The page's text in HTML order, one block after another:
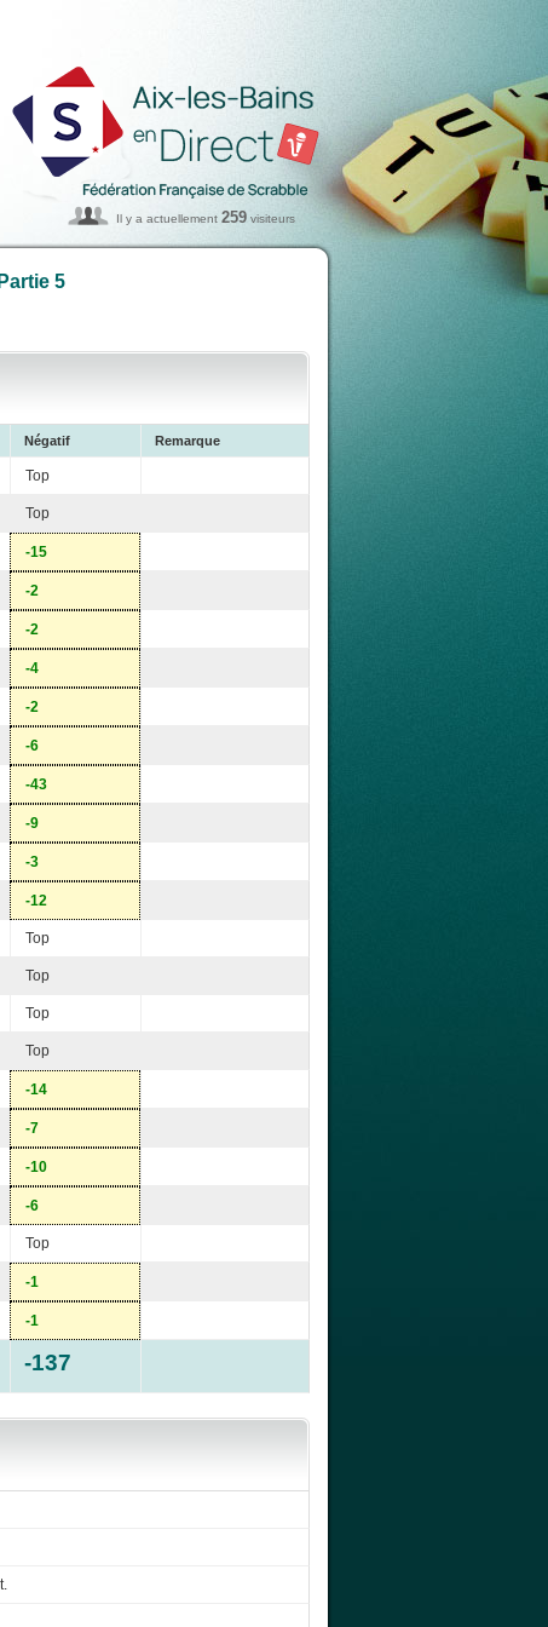
Il y a actuellement 259 visiteurs
5
Négatif Remarque
Top
Top
-15
-2
-2
-4
-2
-6
-43
-9
-3
-12
Top
Top
Top
Top
-14
-7
-10
-6
Top
-1
-1
-137